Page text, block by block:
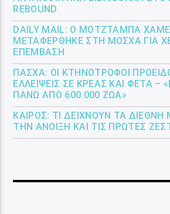
REBOUND
DAILY MAIL: Ο ΜΟΤΖΤΆΜΠΑ
ΜΕΤΑΦΈΡΘΗΚΕ ΣΤΗ ΜΌΣΧΑ ΓΙΑ
ΕΠΈΜΒΑΣΗ
ΠΆΣΧΑ: ΟΙ ΚΤΗΝΟΤΡΌΦΟΙ
ΕΛΛΕΊΨΕΙΣ ΣΕ ΚΡΈΑΣ ΚΑΙ ΦΈΤΑ –
ΠΆΝΩ ΑΠΌ 600.000 ΖΏΑ»
ΚΑΙΡΌΣ: ΤΙ ΔΕΊΧΝΟΥΝ ΤΑ ΔΙΕΘΝΉ
ΤΗΝ ΆΝΟΙΞΗ ΚΑΙ ΤΙΣ ΠΡΏΤΕΣ